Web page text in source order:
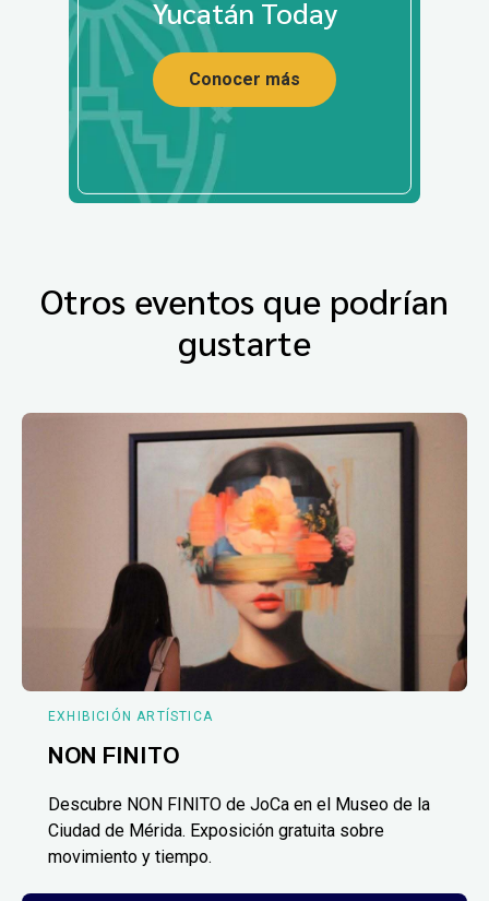
Yucatán Today
Conocer más
Otros eventos que podrían
gustarte
EXHIBICIÓN ARTÍSTICA
NON FINITO
Descubre NON FINITO de JoCa en el Museo de la
Ciudad de Mérida. Exposición gratuita sobre
movimiento y tiempo.